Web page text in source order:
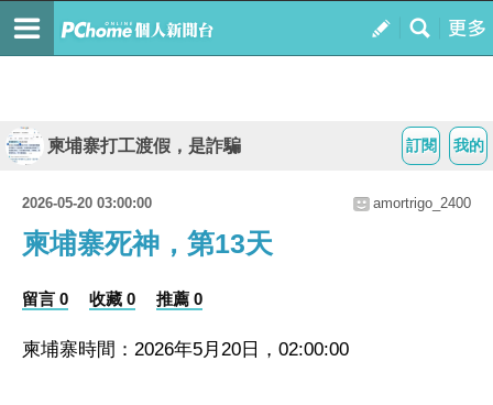
我的
訂閱
柬埔寨打工渡假，是詐騙
2026-05-20 03:00:00 amortrigo_2400
柬埔寨死神，第13天
留言 0 收藏 0 推薦 0
柬埔寨時間：2026年5月20日，02:00:00